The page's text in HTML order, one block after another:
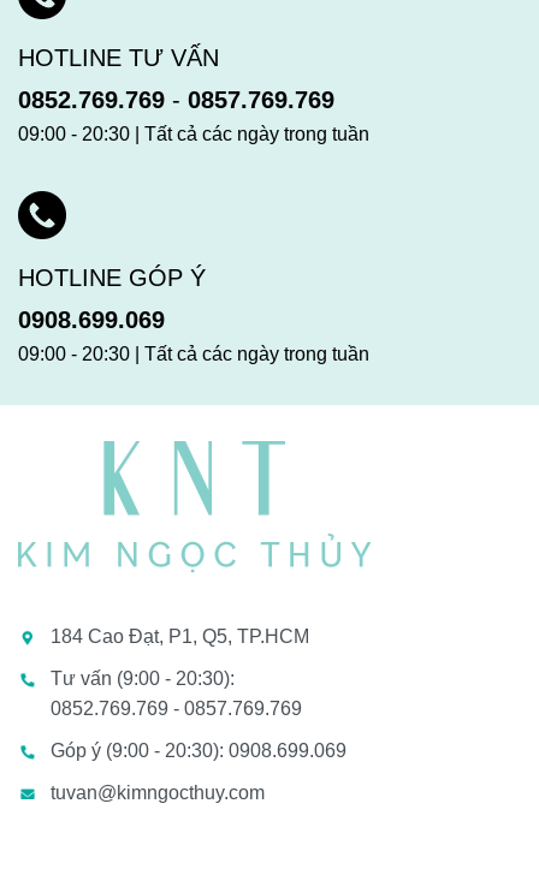
HOTLINE TƯ VẤN
0852.769.769 - 0857.769.769
09:00 - 20:30 | Tất cả các ngày trong tuần
HOTLINE GÓP Ý
0908.699.069
09:00 - 20:30 | Tất cả các ngày trong tuần
184 Cao Đạt, P1, Q5, TP.HCM
Tư vấn (9:00 - 20:30):
0852.769.769 - 0857.769.769
Góp ý (9:00 - 20:30): 0908.699.069
tuvan@kimngocthuy.com